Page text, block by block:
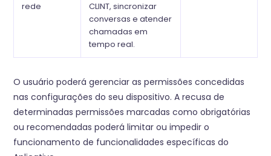
rede
CLINT, sincronizar
conversas e atender
chamadas em
tempo real.
O usuário poderá gerenciar as permissões concedidas
nas configurações do seu dispositivo. A recusa de
determinadas permissões marcadas como obrigatórias
ou recomendadas poderá limitar ou impedir o
funcionamento de funcionalidades específicas do